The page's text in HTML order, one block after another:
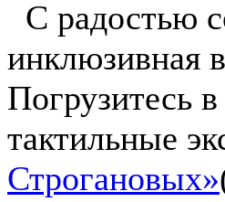
С радостью
инклюзивная
Погрузитесь
тактильные
Строгановых»